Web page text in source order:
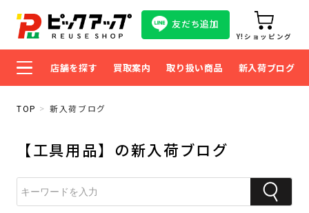
友だち追加
Y!ショッピング
店舗を探す 買取案内 取り扱い商品 新入荷ブログ
TOP 新入荷ブログ
【工具用品】の新入荷ブログ